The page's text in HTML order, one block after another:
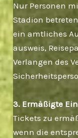
Nur Personen
Stadion
ein amtliches
ausweis,
Verlangen des
3. Ermäßigte
Tickets zu
wenn die